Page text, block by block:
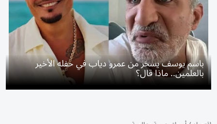
باسم يوسف يسخر من عمرو دياب في حفله الأخير
بالعلمين.. ماذا قال؟